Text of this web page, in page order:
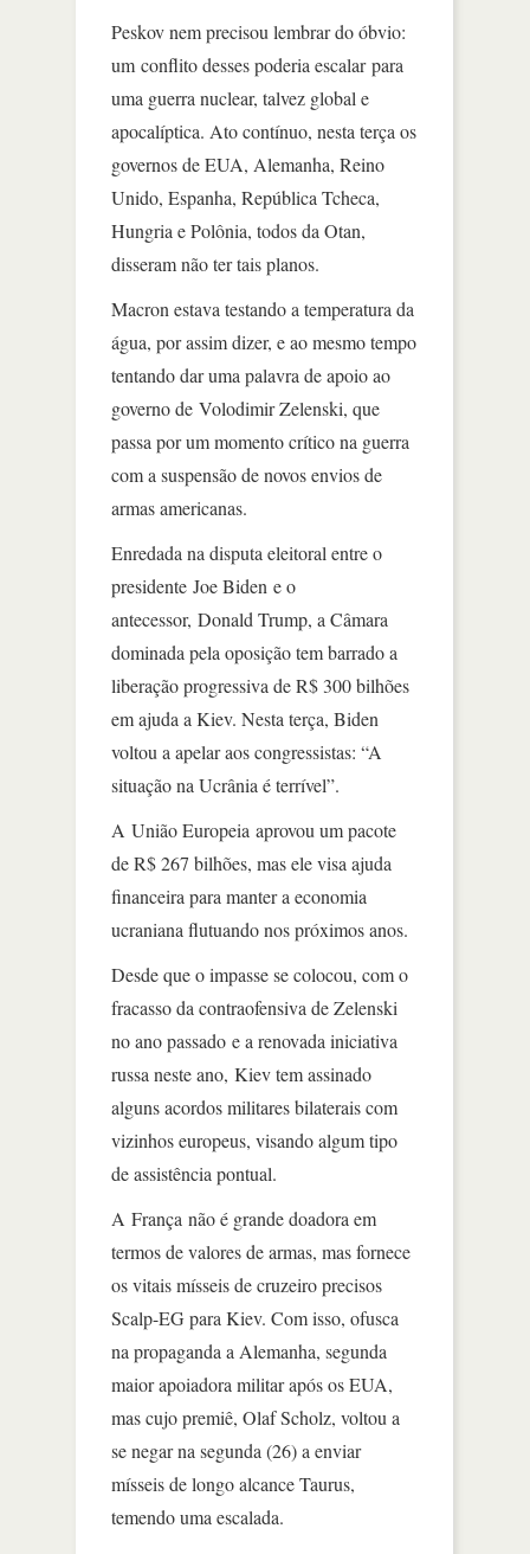
Peskov nem precisou lembrar do óbvio:
um conflito desses poderia escalar para
uma guerra nuclear, talvez global e
apocalíptica. Ato contínuo, nesta terça os
governos de EUA, Alemanha, Reino
Unido, Espanha, República Tcheca,
Hungria e Polônia, todos da Otan,
disseram não ter tais planos.
Macron estava testando a temperatura da
água, por assim dizer, e ao mesmo tempo
tentando dar uma palavra de apoio ao
governo de Volodimir Zelenski, que
passa por um momento crítico na guerra
com a suspensão de novos envios de
armas americanas.
Enredada na disputa eleitoral entre o
presidente Joe Biden e o
antecessor, Donald Trump, a Câmara
dominada pela oposição tem barrado a
liberação progressiva de R$ 300 bilhões
em ajuda a Kiev. Nesta terça, Biden
voltou a apelar aos congressistas: “A
situação na Ucrânia é terrível”.
A União Europeia aprovou um pacote
de R$ 267 bilhões, mas ele visa ajuda
financeira para manter a economia
ucraniana flutuando nos próximos anos.
Desde que o impasse se colocou, com o
fracasso da contraofensiva de Zelenski
no ano passado e a renovada iniciativa
russa neste ano, Kiev tem assinado
alguns acordos militares bilaterais com
vizinhos europeus, visando algum tipo
de assistência pontual.
A França não é grande doadora em
termos de valores de armas, mas fornece
os vitais mísseis de cruzeiro precisos
Scalp-EG para Kiev. Com isso, ofusca
na propaganda a Alemanha, segunda
maior apoiadora militar após os EUA,
mas cujo premiê, Olaf Scholz, voltou a
se negar na segunda (26) a enviar
mísseis de longo alcance Taurus,
temendo uma escalada.